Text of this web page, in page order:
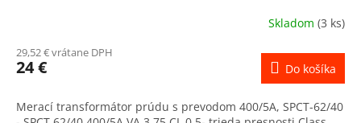
Skladom (3 ks)
29,52 € vrátane DPH
24 € Do košíka
Merací transformátor prúdu s prevodom 400/5A, SPCT-62/40